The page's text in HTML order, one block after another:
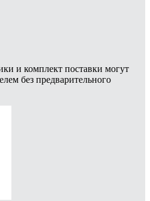
и комплект поставки могут
без предварительного